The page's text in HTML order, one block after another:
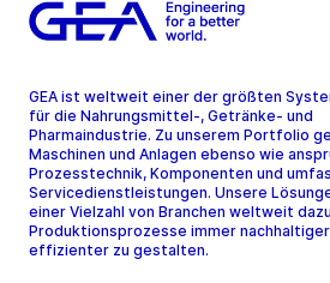
GEA ist weltweit einer der größten
für die Nahrungsmittel-, Getränke- und
Pharmaindustrie. Zu unserem Portfolio
Maschinen und Anlagen ebenso wie
Prozesstechnik, Komponenten und
Servicedienstleistungen. Unsere
einer Vielzahl von Branchen weltweit
Produktionsprozesse immer nachhaltiger
effizienter zu gestalten.